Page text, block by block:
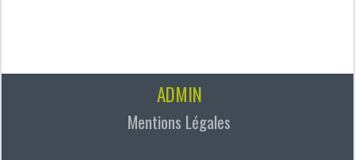
ADMIN
Mentions Légales